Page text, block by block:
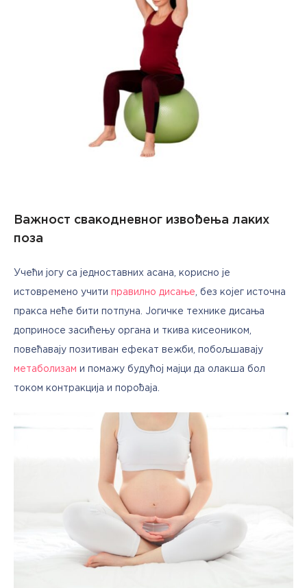
Важност свакодневног извођења лаких
поза
Учећи јогу са једноставних асана, корисно је
истовремено учити правилно дисање , без којег источна
пракса неће бити потпуна. Јогичке технике дисања
доприносе засићењу органа и ткива кисеоником,
метаболизам и помажу будућој мајци да олакша бол
током контракција и порођаја.